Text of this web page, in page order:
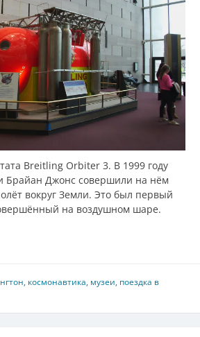
Breitling Orbiter 3. В 1999 году
Брайан Джонс совершили на нём
вокруг Земли. Это был первый
на воздушном шаре.
, космонавтика, музеи, поездка в